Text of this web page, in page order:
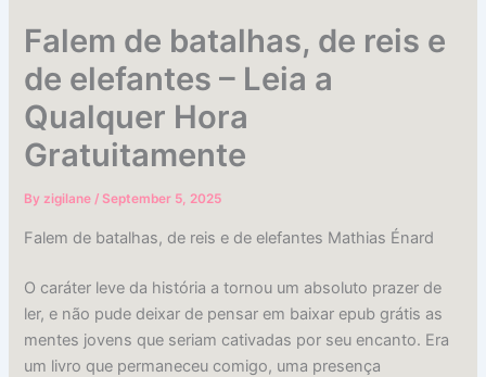
Falem de batalhas, de reis e
de elefantes – Leia a
Qualquer Hora
Gratuitamente
Byzigilane/ September 5, 2025
Falem de batalhas, de reis e de elefantes Mathias Énard
O caráter leve da história a tornou um absoluto prazer de
ler, e não pude deixar de pensar em baixar epub grátis as
mentes jovens que seriam cativadas por seu encanto. Era
um livro que permaneceu comigo, uma presença